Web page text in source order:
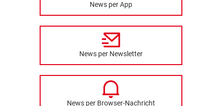
News per App
News per Newsletter
News per Browser-Nachricht